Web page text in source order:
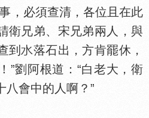
必須查清，各位且在此
衛兄弟、宋兄弟兩人，與
到
落石出，方肯罷休，
”劉阿根道：“白老大，衛
八會中的人啊？”